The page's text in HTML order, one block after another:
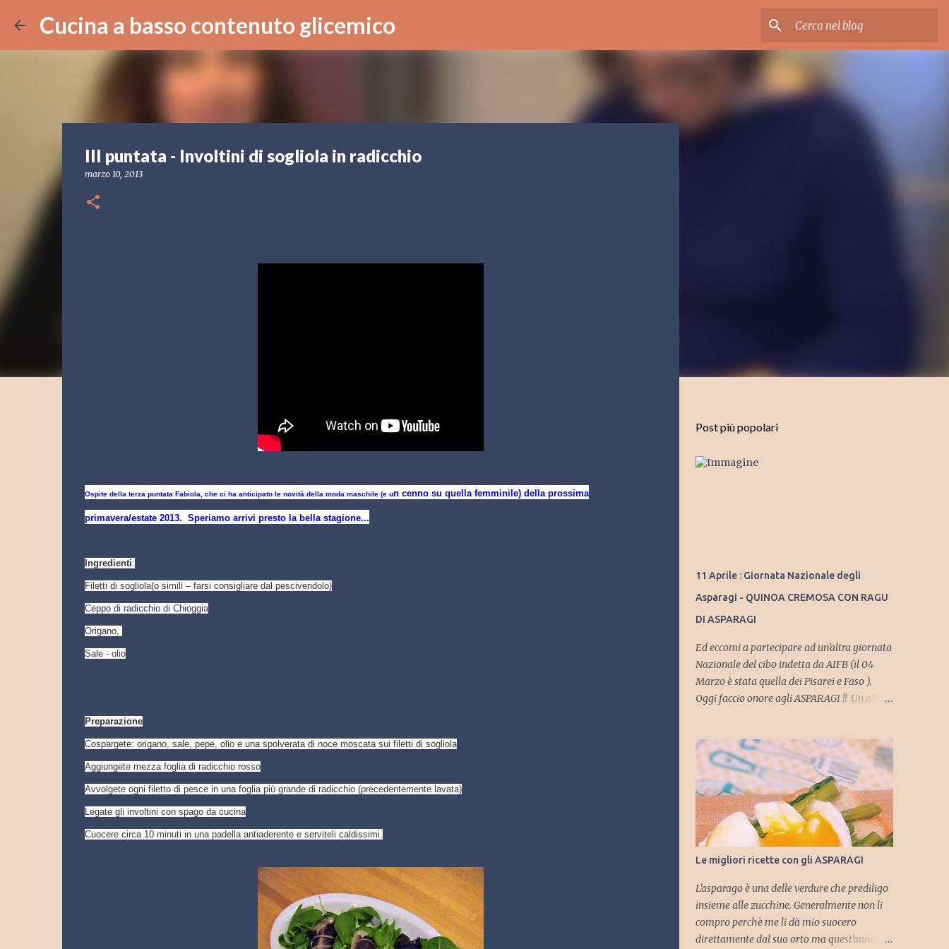
Cucina a basso contenuto glicemico
III puntata - Involtini di sogliola in radicchio
marzo 10, 2013
Ospite della terza puntata Fabiola, che ci ha anticipato le novità della moda maschile (e un cenno su quella femminile) della prossima
primavera/estate 2013. Speriamo arrivi presto la bella stagione...
Ingredienti:
Filetti di sogliola(o simili – farsi consigliare dal pescivendolo)
Ceppo di radicchio di Chioggia
Origano,
Sale - olio
Preparazione
Cospargete: origano, sale, pepe, olio e una spolverata di noce moscata sui filetti di sogliola
Aggiungete mezza foglia di radicchio rosso
Avvolgete ogni filetto di pesce in una foglia più grande di radicchio (precedentemente lavata)
Legate gli involtini con spago da cucina
Cuocere circa 10 minuti in una padella antiaderente e serviteli caldissimi.
Post più popolari
11 Aprile : Giornata Nazionale degli
Asparagi - QUINOA CREMOSA CON RAGU
DI ASPARAGI
Ed eccomi a partecipare ad un'altra giornata
Nazionale del cibo indetta da AIFB (il 04
Marzo è stata quella dei Pisarei e Faso ).
Oggi faccio onore agli ASPARAGI !! Un altro
ma soprattutto, insieme a loro, aderire agli
eventi organizzati dal Consorzio
dell'Asparago Piacentino , che vede
protagonista proprio uno degli ortaggi del
mese di Aprile!! Durante il periodo che va dal
26/03/2016 al 06/06/2016 Piacenza e la sua
provincia sarà ricca di eventi tra cui la
"Rassegna gastronomica dell'Asparago
Piacentino", proposta da ristoratori ed
Agriturismi della zona , ... un appuntamento
per veri intenditori ed appassionati dove
profumi e sapori di piatti inaspettati
Le migliori ricette con gli ASPARAGI
L'asparago è una delle verdure che prediligo
insieme alle zucchine. Generalmente non li
compro perchè me li dà mio suocero
direttamente dal suo orto ma quest'anno,